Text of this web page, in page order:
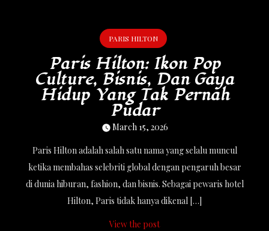
PARIS HILTON
Paris Hilton: Ikon Pop
Culture, Bisnis, Dan Gaya
Hidup Yang Tak Pernah
Pudar
March 15, 2026
Paris Hilton adalah salah satu nama yang selalu muncul
ketika membahas selebriti global dengan pengaruh besar
di dunia hiburan, fashion, dan bisnis. Sebagai pewaris hotel
Hilton, Paris tidak hanya dikenal […]
View the post